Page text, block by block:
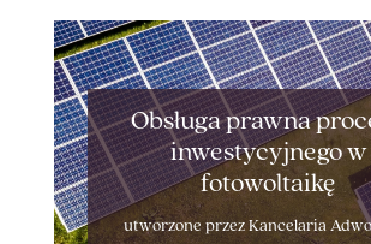
Obsługa prawna
inwestycyjnego w
fotowoltaikę
utworzone przezKancelaria